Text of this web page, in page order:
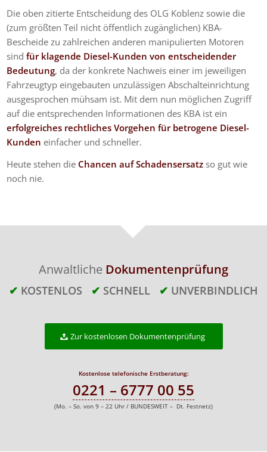
Die oben zitierte Entscheidung des OLG Koblenz sowie die
(zum größten Teil nicht öffentlich zugänglichen) KBA-
Bescheide zu zahlreichen anderen manipulierten Motoren
sindfür klagende Diesel-Kunden von entscheidender
Bedeutung, da der konkrete Nachweis einer im jeweiligen
Fahrzeugtyp eingebauten unzulässigen Abschalteinrichtung
ausgesprochen mühsam ist. Mit dem nun möglichen Zugriff
auf die entsprechenden Informationen des KBA ist ein
erfolgreiches rechtliches Vorgehen für betrogene Diesel-
Kunden einfacher und schneller.
Heute stehen die Chancen auf Schadensersatz so gut wie
noch nie.
Anwaltliche Dokumentenprüfung
✔ KOSTENLOS ✔ SCHNELL ✔ UNVERBINDLICH
Zur kostenlosen Dokumentenprüfung
Kostenlose telefonische Erstberatung:
0221 – 6777 00 55
(Mo. – So. von 9 – 22 Uhr / BUNDESWEIT – Dt. Festnetz)